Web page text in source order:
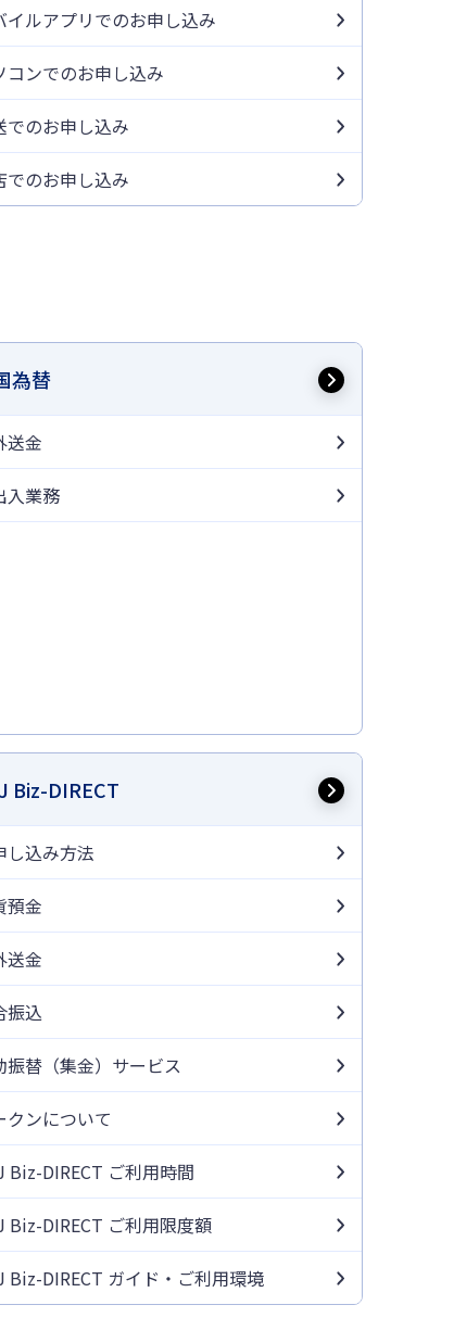
イルアプリでのお申し込み
コンでのお申し込み
でのお申し込み
でのお申し込み
為替
送金
入業務
Biz-DIRECT
し込み方法
預金
送金
振込
振替（集金）サービス
クンについて
Biz-DIRECT ご利用時間
Biz-DIRECT ご利用限度額
Biz-DIRECT ガイド・ご利用環境